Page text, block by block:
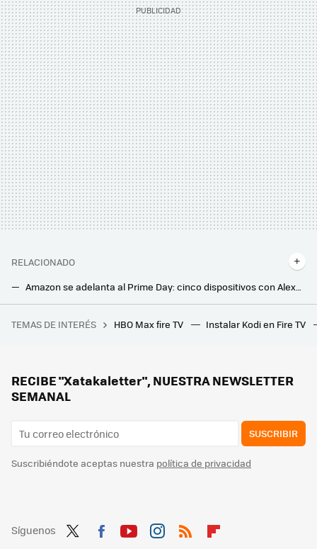
RELACIONADO
Teles, robots aspiradores, ventiladores y más: los mejores chollos para el hogar en el Prime Day anticipado de Amazon
Unos científicos españoles quieren salvar al planeta con un plan alocado: rellenar de agua el mar de Aral para capturar CO2
TEMAS DE INTERÉS HBO Max fire TV Instalar Kodi en Fire TV
RECIBE "Xatakaletter", NUESTRA NEWSLETTER
SEMANAL
SUSCRIBIR
Suscribiéndote aceptas nuestra política de privacidad
Síguenos